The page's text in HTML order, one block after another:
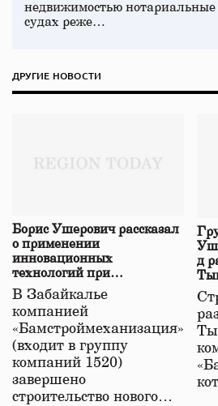
недвижимостью нотариальные
судах реже…
ДРУГИЕ НОВОСТИ
Борис Ушерович рассказал
о применении
инновационных
технологий при
строительстве нового моста
в Забайкалье
В Забайкалье
компанией
«Бамстроймеханизация»
(входит в группу
компаний 1520)
завершено
строительство нового…
д